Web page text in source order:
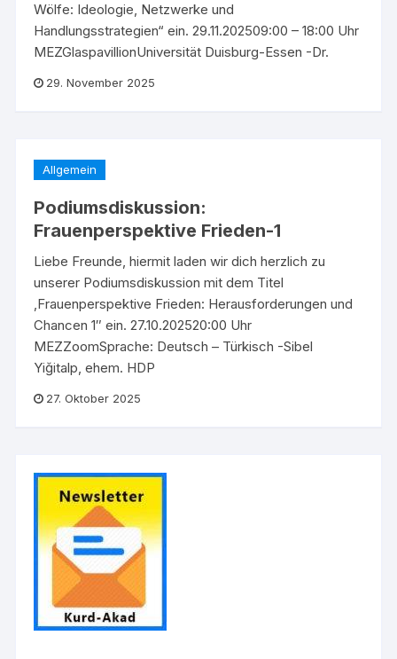
Wölfe: Ideologie, Netzwerke und
Handlungsstrategien“ ein. 29.11.202509:00 – 18:00 Uhr
MEZGlaspavillionUniversität Duisburg-Essen -Dr.
29. November 2025
Allgemein
Podiumsdiskussion:
Frauenperspektive Frieden-1
Liebe Freunde, hiermit laden wir dich herzlich zu
unserer Podiumsdiskussion mit dem Titel
‚Frauenperspektive Frieden: Herausforderungen und
Chancen 1″ ein. 27.10.202520:00 Uhr
MEZZoomSprache: Deutsch – Türkisch -Sibel
Yiğitalp, ehem. HDP
27. Oktober 2025